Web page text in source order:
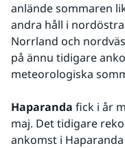
anlände sommaren
andra håll i
Norrland och
på ännu tidigare
meteorologiska
Haparanda fick i år
maj. Det tidigare
ankomst i